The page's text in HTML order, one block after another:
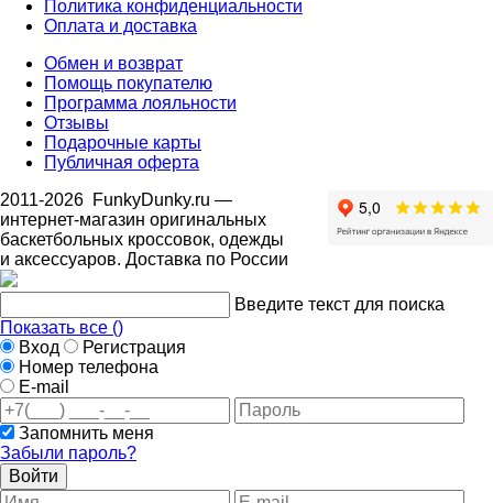
Политика конфиденциальности
Оплата и доставка
Обмен и возврат
Помощь покупателю
Программа лояльности
Отзывы
Подарочные карты
Публичная оферта
2011-2026 FunkyDunky.ru —
интернет-магазин оригинальных
баскетбольных кроссовок, одежды
и аксессуаров. Доставка по России
Введите текст для поиска
Показать все ()
Вход
Регистрация
Номер телефона
E-mail
Запомнить меня
Забыли пароль?
Войти